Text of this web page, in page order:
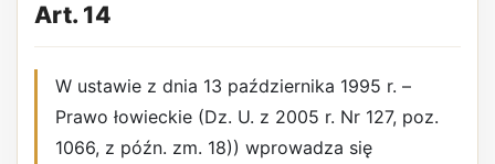
Art. 14
W ustawie z dnia 13 października 1995 r. –
Prawo łowieckie (Dz. U. z 2005 r. Nr 127, poz.
1066, z późn. zm. 18)) wprowadza się